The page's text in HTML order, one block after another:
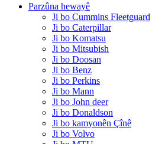
Parzûna hewayê
Ji bo Cummins Fleetguard
Ji bo Caterpillar
Ji bo Komatsu
Ji bo Mitsubish
Ji bo Doosan
Ji bo Benz
Ji bo Perkins
Ji bo Mann
Ji bo John deer
Ji bo Donaldson
Ji bo kamyonên Çînê
Ji bo Volvo